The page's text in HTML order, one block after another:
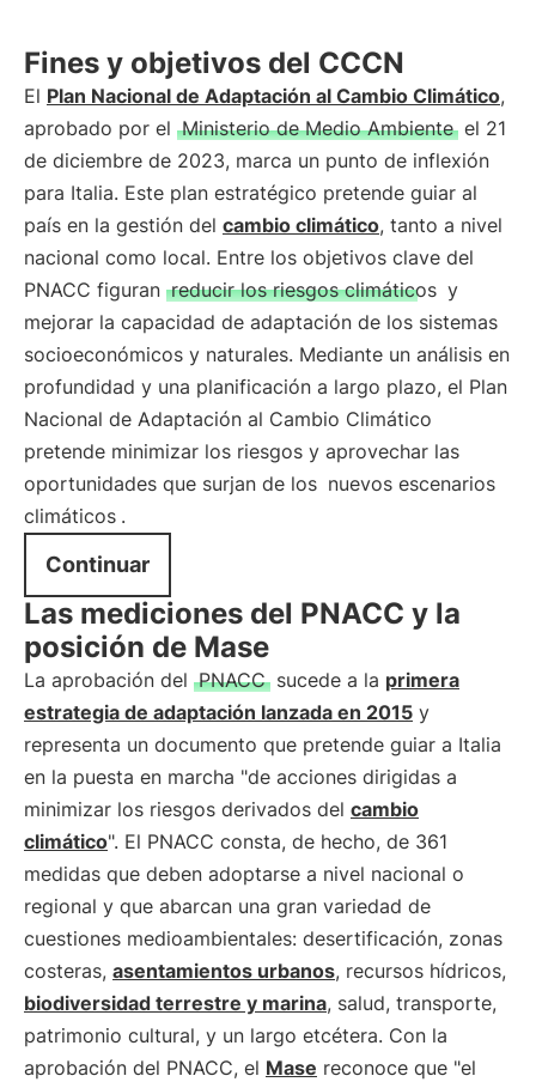
Fines y objetivos del CCCN
El Plan Nacional de Adaptación al Cambio Climático,
aprobado por el Ministerio de Medio Ambiente el 21
de diciembre de 2023, marca un punto de inflexión
para Italia. Este plan estratégico pretende guiar al
país en la gestión del cambio climático, tanto a nivel
nacional como local. Entre los objetivos clave del
PNACC figuran reducir los riesgos climáticos y
mejorar la capacidad de adaptación de los sistemas
socioeconómicos y naturales. Mediante un análisis en
profundidad y una planificación a largo plazo, el Plan
Nacional de Adaptación al Cambio Climático
pretende minimizar los riesgos y aprovechar las
oportunidades que surjan de los nuevos escenarios
climáticos .
Continuar
Las mediciones del PNACC y la
posición de Mase
La aprobación del PNACC sucede a la primera
estrategia de adaptación lanzada en 2015 y
representa un documento que pretende guiar a Italia
en la puesta en marcha "de acciones dirigidas a
minimizar los riesgos derivados del cambio
climático". El PNACC consta, de hecho, de 361
medidas que deben adoptarse a nivel nacional o
regional y que abarcan una gran variedad de
cuestiones medioambientales: desertificación, zonas
costeras, asentamientos urbanos, recursos hídricos,
biodiversidad terrestre y marina, salud, transporte,
patrimonio cultural, y un largo etcétera. Con la
aprobación del PNACC, el Mase reconoce que "el